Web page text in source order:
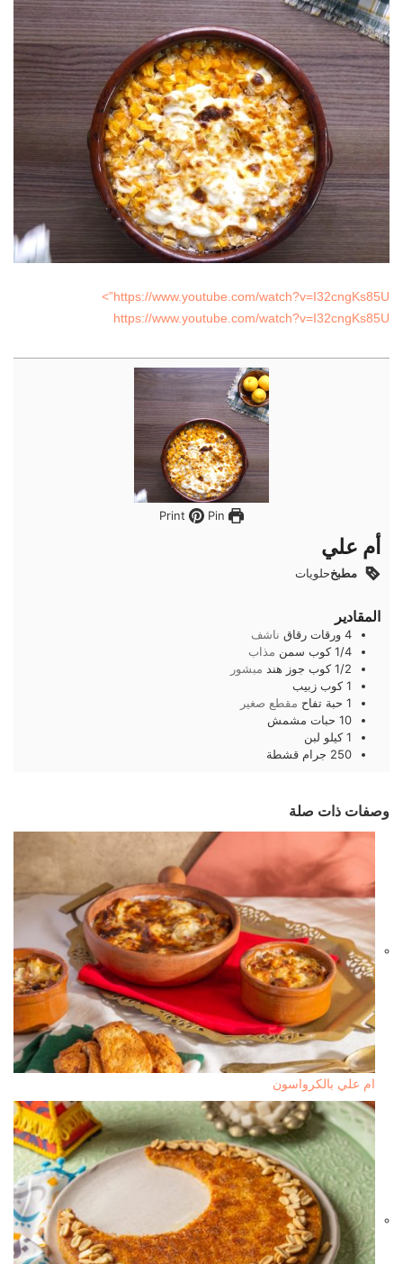
https://www.youtube.com/watch?v=I32cngKs85U”>
https://www.youtube.com/watch?v=I32cngKs85U
Pin
أم علي
مطبخحلويات
المقادير
4 ورقات رقاق ناشف
1/4 كوب سمن مذاب
1/2 كوب جوز هند مبشور
1 كوب زبيب
1 حبة تفاح مقطع صغير
10 حبات مشمش
1 كيلو لبن
250 جرام قشطة
وصفات ذات صلة
ام علي بالكرواسون